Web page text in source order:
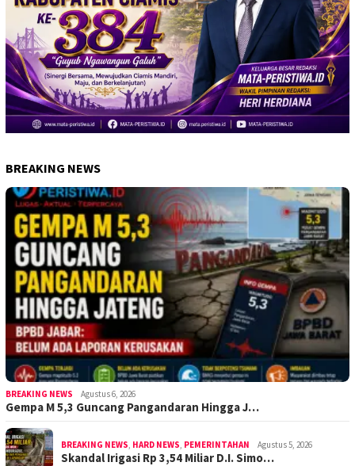
BREAKING NEWS
BREAKING NEWS Agustus 6, 2026
Gempa M 5,3 Guncang Pangandaran Hingga J…
BREAKING NEWS, HARD NEWS, PEMERINTAHAN Agustus 5, 2026
Skandal Irigasi Rp 3,54 Miliar D.I. Simo…